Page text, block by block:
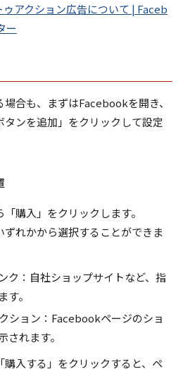
アクション広告について | Faceb
ー
合も、まずはFacebookを開き、
ンを追加」をクリックして設定
購入」をクリックします。
れかから選択することができま
ク：自社ショップサイトなど、指
。
ション：Facebookページのショ
されます。
購入する」をクリックすると、ペ